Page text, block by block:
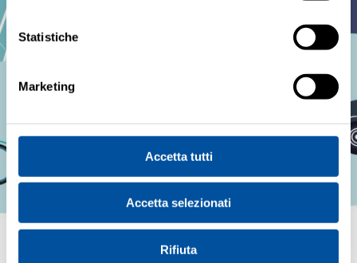
Statistiche
Marketing
Accetta tutti
Accetta selezionati
Rifiuta
Il PSCL, Piano Spostamenti Casa-lavoro, è uno